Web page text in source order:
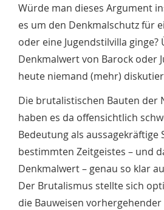
Würde man dieses Argument
es um den Denkmalschutz für
oder eine Jugendstilvilla ginge?
Denkmalwert von Barock oder
heute niemand (mehr)
Die brutalistischen Bauten der
haben es da offensichtlich
Bedeutung als aussagekräftige
bestimmten Zeitgeistes – und
Denkmalwert – genau so klar
Der Brutalismus stellte sich
die Bau­weisen